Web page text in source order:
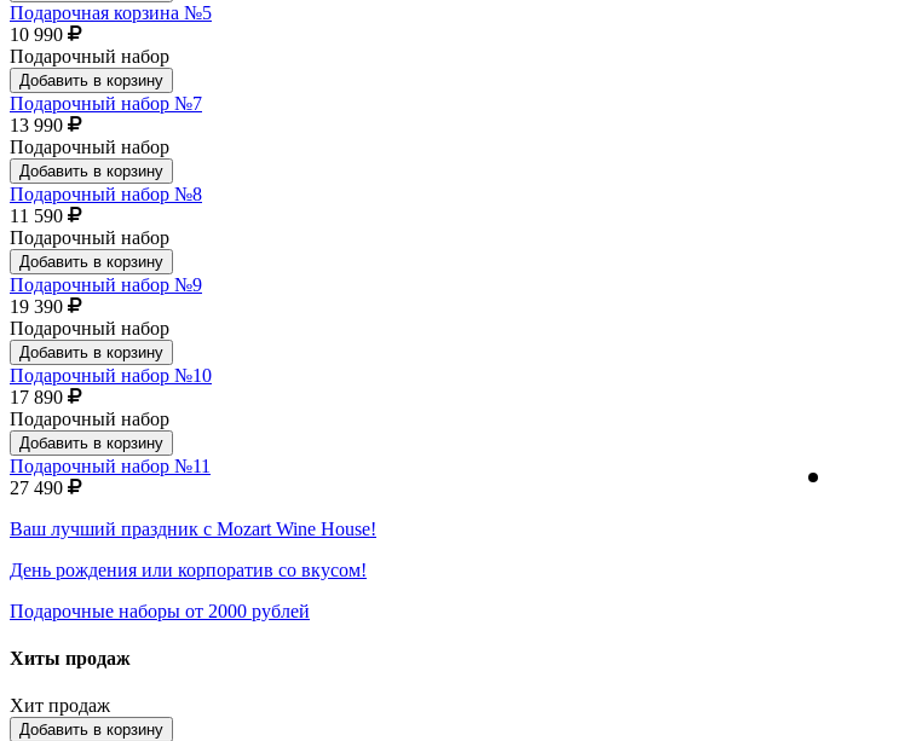
Подарочная корзина №5
10 990
Подарочный набор
Добавить в корзину
Подарочный набор №7
13 990
Подарочный набор
Добавить в корзину
Подарочный набор №8
11 590
Подарочный набор
Добавить в корзину
Подарочный набор №9
19 390
Подарочный набор
Добавить в корзину
Подарочный набор №10
17 890
Подарочный набор
Добавить в корзину
Подарочный набор №11
27 490
Ваш лучший праздник с Mozart Wine House!
День рождения или корпоратив со вкусом!
Подарочные наборы от 2000 рублей
Хиты продаж
Хит продаж
Добавить в корзину